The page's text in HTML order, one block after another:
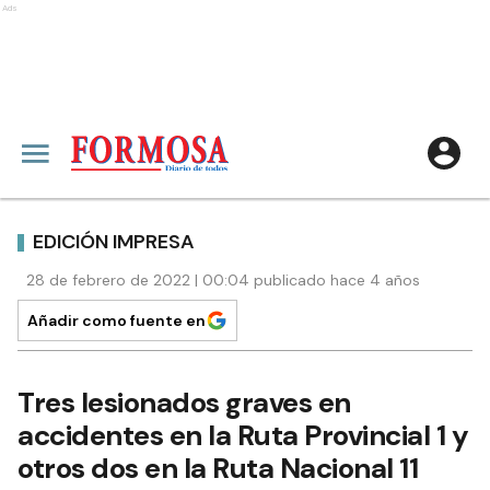
Ads
EDICIÓN IMPRESA
28 de febrero de 2022 | 00:04 publicado hace 4 años
Añadir como fuente en
Tres lesionados graves en
accidentes en la Ruta Provincial 1 y
otros dos en la Ruta Nacional 11